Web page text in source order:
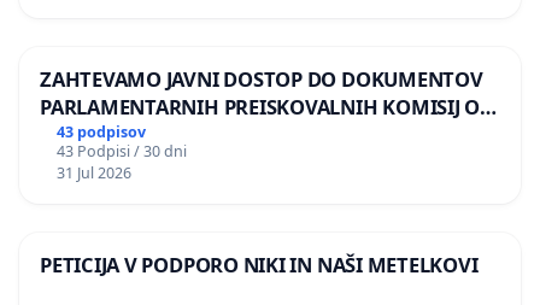
ZAHTEVAMO JAVNI DOSTOP DO DOKUMENTOV
PARLAMENTARNIH PREISKOVALNIH KOMISIJ O
ILEGALNI TRGOVINI Z OROŽJEM
43 podpisov
43 Podpisi / 30 dni
31 Jul 2026
PETICIJA V PODPORO NIKI IN NAŠI METELKOVI